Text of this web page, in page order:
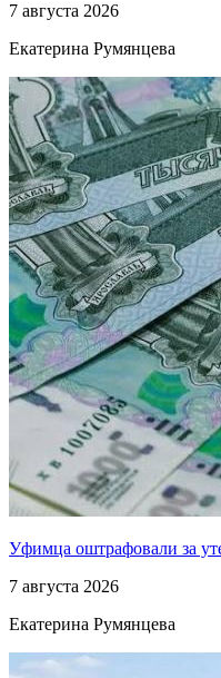
7 августа 2026
Екатерина Румянцева
Уфимца оштрафовали за
7 августа 2026
Екатерина Румянцева